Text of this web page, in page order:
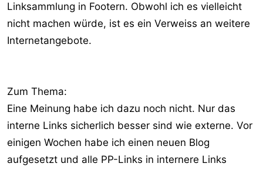
Linksammlung in Footern. Obwohl ich es vielleicht
nicht machen würde, ist es ein Verweiss an weitere
Internetangebote.
Zum Thema:
Eine Meinung habe ich dazu noch nicht. Nur das
interne Links sicherlich besser sind wie externe. Vor
einigen Wochen habe ich einen neuen Blog
aufgesetzt und alle PP-Links in internere Links